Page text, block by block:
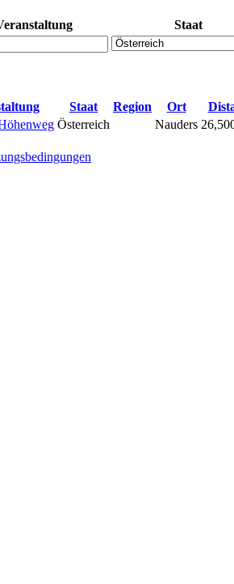
Staat
Staat Region Ort
Österreich Nauders